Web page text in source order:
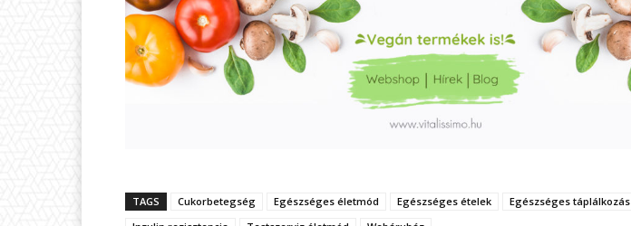
TAGS Cukorbetegség Egészséges életmód Egészséges ételek Egészséges táplálkozás